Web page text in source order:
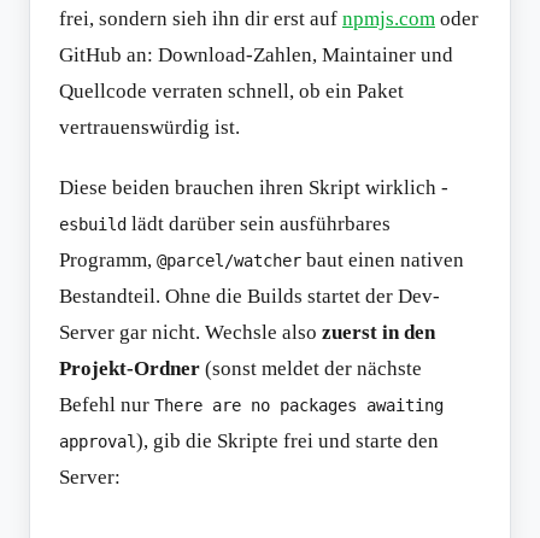
frei, sondern sieh ihn dir erst auf npmjs.com oder
GitHub an: Download-Zahlen, Maintainer und
Quellcode verraten schnell, ob ein Paket
vertrauenswürdig ist.
Diese beiden brauchen ihren Skript wirklich -
esbuild lädt darüber sein ausführbares
Programm, @parcel/watcher baut einen nativen
Bestandteil. Ohne die Builds startet der Dev-
Server gar nicht. Wechsle also zuerst in den
Projekt-Ordner (sonst meldet der nächste
Befehl nur There are no packages awaiting
approval), gib die Skripte frei und starte den
Server: